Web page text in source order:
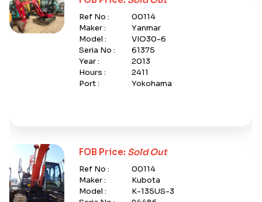
Ref No :
00114
Maker :
Yanmar
Model :
VIO30-6
Seria No :
61375
Year :
2013
Hours :
2411
Port :
Yokohama
FOB Price: Sold Out
Ref No :
00114
Maker :
Kubota
Model :
K-135US-3